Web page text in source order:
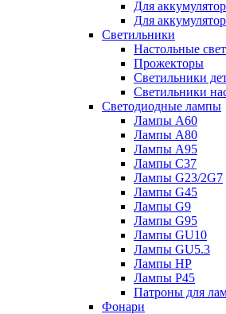
Для
Для
Светильники
Настольные
Прожекторы
Светильники
Светильники
Светодиодные лампы
Лампы A60
Лампы A80
Лампы A95
Лампы C37
Лампы G23/2G7
Лампы G45
Лампы G9
Лампы G95
Лампы GU10
Лампы GU5.3
Лампы HP
Лампы P45
Патроны для
Фонари